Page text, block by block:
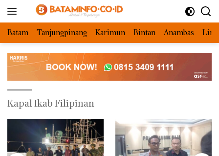
Batam Tanjungpinang Karimun Bintan Anambas
Kapal Ikab Filipinan